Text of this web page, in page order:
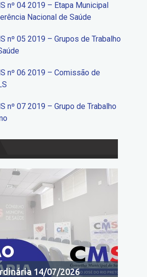
nº 04 2019 – Etapa Municipal
Nacional de Saúde
nº 05 2019 – Grupos de Trabalho
nº 06 2019 – Comissão de
nº 07 2019 – Grupo de Trabalho
14/07/2026